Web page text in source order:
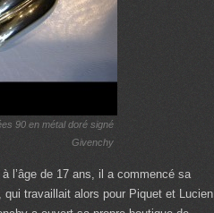
90 en métal doré signé
Givenchy
l’âge de 17 ans, il a commencé sa
travaillait alors pour Piquet et Lucien